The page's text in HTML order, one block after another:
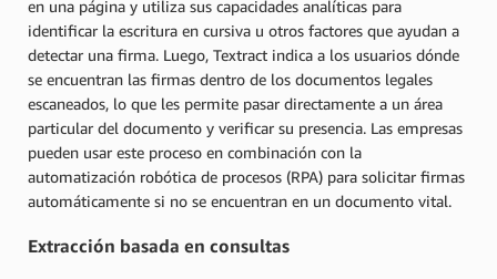
en una página y utiliza sus capacidades analíticas para
identificar la escritura en cursiva u otros factores que ayudan a
detectar una firma. Luego, Textract indica a los usuarios dónde
se encuentran las firmas dentro de los documentos legales
escaneados, lo que les permite pasar directamente a un área
particular del documento y verificar su presencia. Las empresas
pueden usar este proceso en combinación con la
automatización robótica de procesos (RPA) para solicitar firmas
automáticamente si no se encuentran en un documento vital.
Extracción basada en consultas